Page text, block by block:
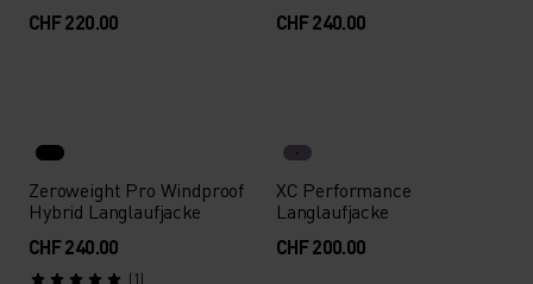
CHF 220.00
CHF 240.00
Zeroweight Pro Windproof
Hybrid Langlaufjacke
CHF 240.00
(1)
XC Performance
Langlaufjacke
CHF 200.00